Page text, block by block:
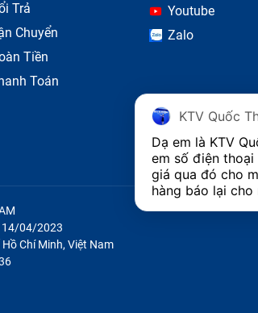
Trả
Chuyển
Tiền
Toán
Youtube
Zalo
14/04/2023
Chí Minh, Việt Nam
KTV Quốc
Dạ em là KTV
em số điện
giá qua đó cho
hàng báo lại cho